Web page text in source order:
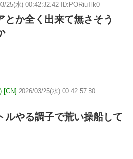
25(水) 00:42:32.42 ID:PORiuTlk0
とか全く出来て無さそう
[CN] 2026/03/25(水) 00:42:57.80
ルやる調子で荒い操船して